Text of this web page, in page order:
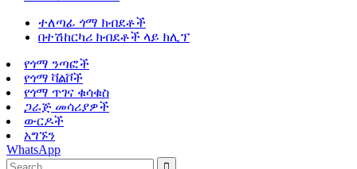
ተለጣፊ ጎማ ክብደቶች
በተሽከርካሪ ክብደቶች ላይ ክሊፕ
የጎማ ንጣፎች
የጎማ ቫልቮች
የጎማ ጥገና ቁሳቁስ
ጋራጅ መሳሪያዎች
ውርዶች
አግኙን
WhatsApp